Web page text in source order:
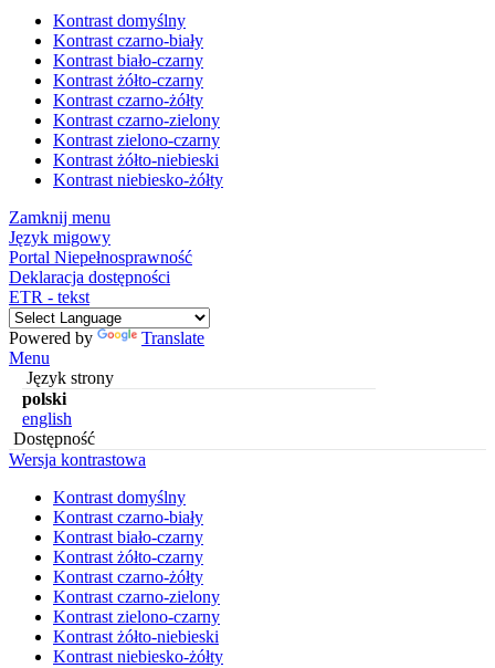
Kontrast domyślny
Kontrast czarno-biały
Kontrast biało-czarny
Kontrast żółto-czarny
Kontrast czarno-żółty
Kontrast czarno-zielony
Kontrast zielono-czarny
Kontrast żółto-niebieski
Kontrast niebiesko-żółty
Zamknij menu
Język migowy
Portal Niepełnosprawność
Deklaracja dostępności
ETR - tekst
Powered by
Translate
Menu
Język strony
polski
english
Dostępność
Wersja kontrastowa
Kontrast domyślny
Kontrast czarno-biały
Kontrast biało-czarny
Kontrast żółto-czarny
Kontrast czarno-żółty
Kontrast czarno-zielony
Kontrast zielono-czarny
Kontrast żółto-niebieski
Kontrast niebiesko-żółty